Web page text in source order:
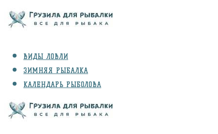
ВИДЫ ЛОВЛИ
ЗИМНЯЯ РЫБАЛКА
КАЛЕНДАРЬ РЫБОЛОВА
СНАРЯЖЕНИЕ